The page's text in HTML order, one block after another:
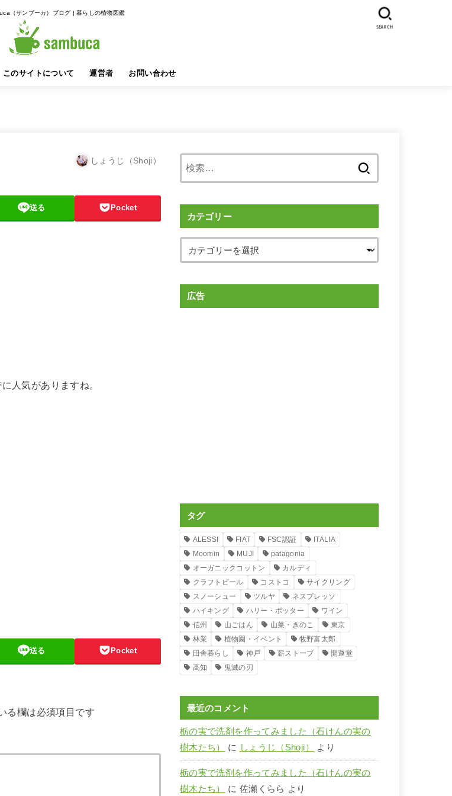
（サンブーカ）ブログ | 暮らしの植物図鑑
このサイトについて 運営者 お問い合わせ
SEARCH
しょうじ（Shoji）
送る Pocket
人気がありますね。
送る Pocket
る欄は必須項目です
カテゴリー
広告
タグ
ALESSI FIAT FSC認証
ITALIA
Moomin
MUJI
patagonia
オーガニックコットン
カルディ
クラフトビール
コストコ
サイクリング
スノーシュー
ツルヤ
ネスプレッソ
ハイキング
ハリー・ポッター
ワイン
信州
山ごはん 山菜・きのこ
東京
林業
植物園・イベント
牧野富太郎
田舎暮らし
神戸 薪ストーブ
開運堂
高知
鬼滅の刃
最近のコメント
栃の実で洗剤を作ってみました（石けんの実の
樹木たち）
に しょうじ（Shoji） より
栃の実で洗剤を作ってみました（石けんの実の
樹木たち）
に 佐瀬くらら より